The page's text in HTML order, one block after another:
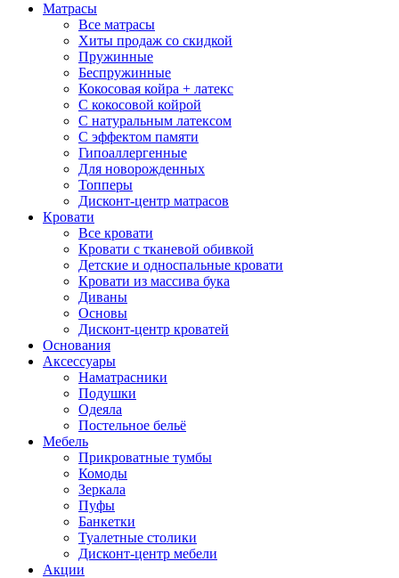
Матрасы
Все матрасы
Хиты продаж со скидкой
Пружинные
Беспружинные
Кокосовая койра + латекс
С кокосовой койрой
С натуральным латексом
С эффектом памяти
Гипоаллергенные
Для новорожденных
Топперы
Дисконт-центр матрасов
Кровати
Все кровати
Кровати с тканевой обивкой
Детские и односпальные кровати
Кровати из массива бука
Диваны
Основы
Дисконт-центр кроватей
Основания
Аксессуары
Наматрасники
Подушки
Одеяла
Постельное бельё
Мебель
Прикроватные тумбы
Комоды
Зеркала
Пуфы
Банкетки
Туалетные столики
Дисконт-центр мебели
Акции